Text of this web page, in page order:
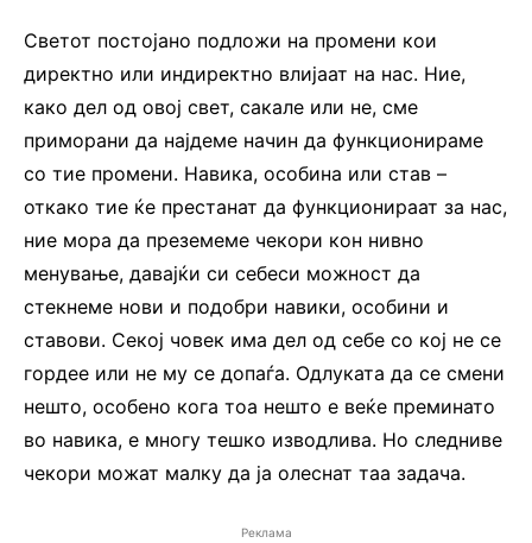
Светот постојано подложи на промени кои
директно или индиректно влијаат на нас. Ние,
како дел од овој свет, сакале или не, сме
приморани да најдеме начин да функционираме
со тие промени. Навика, особина или став –
откако тие ќе престанат да функционираат за нас,
ние мора да преземеме чекори кон нивно
менување, давајќи си себеси можност да
стекнеме нови и подобри навики, особини и
ставови. Секој човек има дел од себе со кој не се
гордее или не му се допаѓа. Одлуката да се смени
нешто, особено кога тоа нешто е веќе преминато
во навика, е многу тешко изводлива. Но следниве
чекори можат малку да ја олеснат таа задача.
Реклама